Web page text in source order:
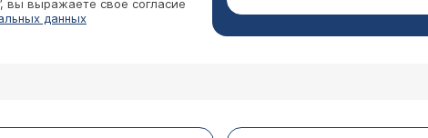
вы выражаете свое согласие
данных